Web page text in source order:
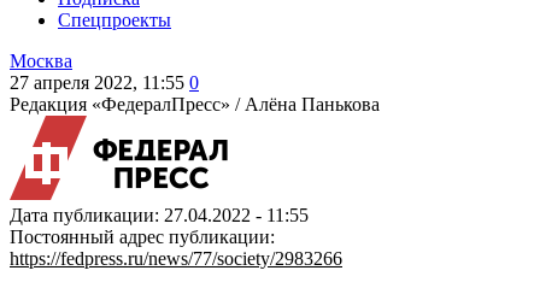
Спецпроекты
Москва
27 апреля 2022, 11:55 0
Редакция «ФедералПресс» / Алёна Панькова
Дата публикации: 27.04.2022 - 11:55
Постоянный адрес публикации:
https://fedpress.ru/news/77/society/2983266